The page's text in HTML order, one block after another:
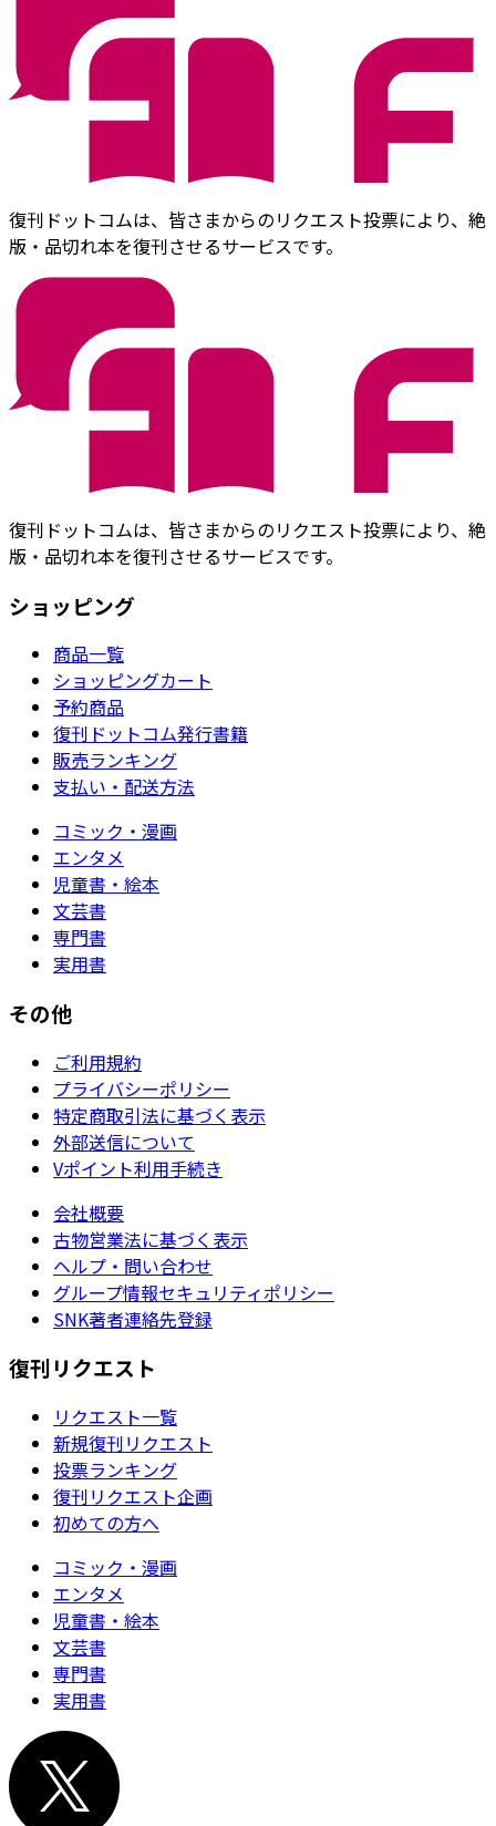
復刊ドットコムは、皆さまからのリクエスト投票により、絶
版・品切れ本を復刊させるサービスです。
復刊ドットコムは、皆さまからのリクエスト投票により、絶
版・品切れ本を復刊させるサービスです。
ショッピング
商品一覧
ショッピングカート
予約商品
復刊ドットコム発行書籍
販売ランキング
支払い・配送方法
コミック・漫画
エンタメ
児童書・絵本
文芸書
専門書
実用書
その他
ご利用規約
プライバシーポリシー
特定商取引法に基づく表示
外部送信について
Vポイント利用手続き
会社概要
古物営業法に基づく表示
ヘルプ・問い合わせ
グループ情報セキュリティポリシー
SNK著者連絡先登録
復刊リクエスト
リクエスト一覧
新規復刊リクエスト
投票ランキング
復刊リクエスト企画
初めての方へ
コミック・漫画
エンタメ
児童書・絵本
文芸書
専門書
実用書